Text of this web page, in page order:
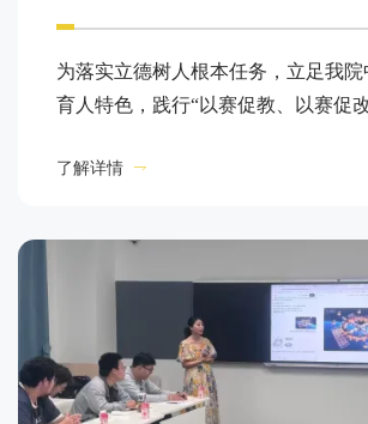
教师讲课比赛顺利举办
为落实立德树人根本任务，立足我
育人特色，践行“以赛促教、以赛促
9:00—12:00，青岛黄海学院惠灵顿理
办。
了解详情